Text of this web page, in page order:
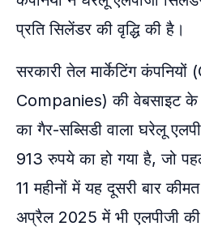
प्रति सिलेंडर की वृद्धि की है।
सरकारी तेल मार्केटिंग
Companies) की वेबसाइट के
का गैर-सब्सिडी वाला घरेलू
913 रुपये का हो गया है, जो
11 महीनों में यह दूसरी बार
अप्रैल 2025 में भी एलपीजी